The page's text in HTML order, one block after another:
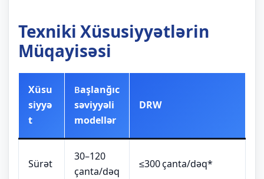
Texniki Xüsusiyyətlərin
Müqayisəsi
Xüsu
siyyə
t
Başlanğıc
səviyyəli
modellər
DRW
Sürət
30–120
çanta/dəq
≤300 çanta/dəq*